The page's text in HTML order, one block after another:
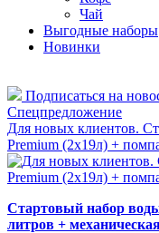
Чай
Выгодные наборы
Новинки
Подписаться на
Спецпредложение
Для новых клиентов.
Premium (2х19л) +
Стартовый набор
литров +